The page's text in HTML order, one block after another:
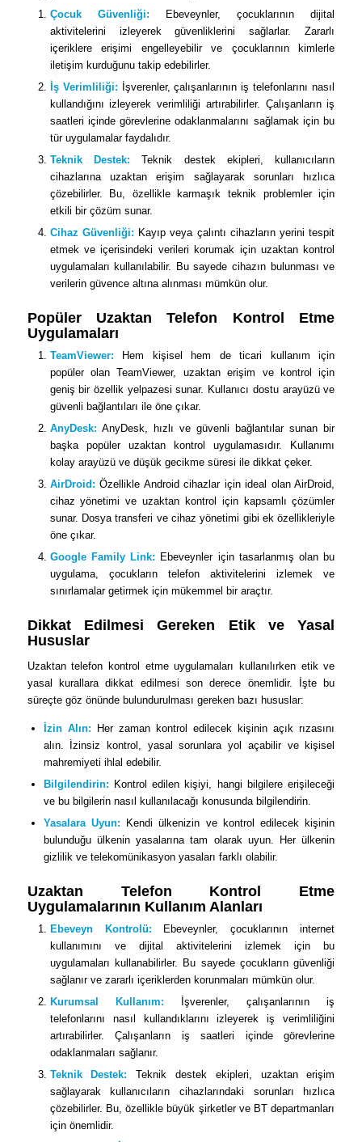
Çocuk Güvenliği: Ebeveynler, çocuklarının dijital
aktivitelerini izleyerek güvenliklerini sağlarlar. Zararlı
içeriklere erişimi engelleyebilir ve çocuklarının kimlerle
iletişim kurduğunu takip edebilirler.
İş Verimliliği: İşverenler, çalışanlarının iş telefonlarını nasıl
kullandığını izleyerek verimliliği artırabilirler. Çalışanların iş
saatleri içinde görevlerine odaklanmalarını sağlamak için bu
tür uygulamalar faydalıdır.
Teknik Destek: Teknik destek ekipleri, kullanıcıların
cihazlarına uzaktan erişim sağlayarak sorunları hızlıca
çözebilirler. Bu, özellikle karmaşık teknik problemler için
etkili bir çözüm sunar.
Cihaz Güvenliği: Kayıp veya çalıntı cihazların yerini tespit
etmek ve içerisindeki verileri korumak için uzaktan kontrol
uygulamaları kullanılabilir. Bu sayede cihazın bulunması ve
verilerin güvence altına alınması mümkün olur.
Popüler Uzaktan Telefon Kontrol Etme
Uygulamaları
TeamViewer: Hem kişisel hem de ticari kullanım için
popüler olan TeamViewer, uzaktan erişim ve kontrol için
geniş bir özellik yelpazesi sunar. Kullanıcı dostu arayüzü ve
güvenli bağlantıları ile öne çıkar.
AnyDesk: AnyDesk, hızlı ve güvenli bağlantılar sunan bir
başka popüler uzaktan kontrol uygulamasıdır. Kullanımı
kolay arayüzü ve düşük gecikme süresi ile dikkat çeker.
AirDroid: Özellikle Android cihazlar için ideal olan AirDroid,
cihaz yönetimi ve uzaktan kontrol için kapsamlı çözümler
sunar. Dosya transferi ve cihaz yönetimi gibi ek özellikleriyle
öne çıkar.
Google Family Link: Ebeveynler için tasarlanmış olan bu
uygulama, çocukların telefon aktivitelerini izlemek ve
sınırlamalar getirmek için mükemmel bir araçtır.
Dikkat Edilmesi Gereken Etik ve Yasal
Hususlar
Uzaktan telefon kontrol etme uygulamaları kullanılırken etik ve
yasal kurallara dikkat edilmesi son derece önemlidir. İşte bu
süreçte göz önünde bulundurulması gereken bazı hususlar:
İzin Alın: Her zaman kontrol edilecek kişinin açık rızasını
alın. İzinsiz kontrol, yasal sorunlara yol açabilir ve kişisel
mahremiyeti ihlal edebilir.
Bilgilendirin: Kontrol edilen kişiyi, hangi bilgilere erişileceği
ve bu bilgilerin nasıl kullanılacağı konusunda bilgilendirin.
Yasalara Uyun: Kendi ülkenizin ve kontrol edilecek kişinin
bulunduğu ülkenin yasalarına tam olarak uyun. Her ülkenin
gizlilik ve telekomünikasyon yasaları farklı olabilir.
Uzaktan Telefon Kontrol Etme
Uygulamalarının Kullanım Alanları
Ebeveyn Kontrolü: Ebeveynler, çocuklarının internet
kullanımını ve dijital aktivitelerini izlemek için bu
uygulamaları kullanabilirler. Bu sayede çocukların güvenliği
sağlanır ve zararlı içeriklerden korunmaları mümkün olur.
Kurumsal Kullanım: İşverenler, çalışanlarının iş
telefonlarını nasıl kullandıklarını izleyerek iş verimliliğini
artırabilirler. Çalışanların iş saatleri içinde görevlerine
odaklanmaları sağlanır.
Teknik Destek: Teknik destek ekipleri, uzaktan erişim
sağlayarak kullanıcıların cihazlarındaki sorunları hızlıca
çözebilirler. Bu, özellikle büyük şirketler ve BT departmanları
için önemlidir.